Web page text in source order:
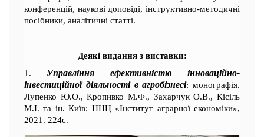
конференцій, наукові доповіді, інструктивно-методичні
посібники, аналітичні статті.
Деякі видання з виставки:
1. Управління ефективністю інноваційно-
інвестиційної діяльності в агробізнесі: монографія.
Лупенко Ю.О., Кропивко М.Ф., Захарчук О.В., Кісіль
М.І. та ін. Київ: ННЦ «Інститут аграрної економіки»,
2021. 224с.